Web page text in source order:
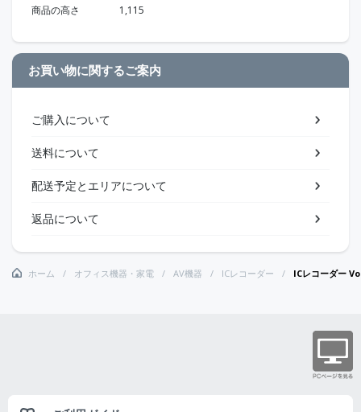
商品の高さ
1,115
お買い物に関するご案内
ご購入について
送料について
配送予定とエリアについて
返品について
ホーム オフィス機器・家電 AV機器 ICレコーダー ICレコーダー